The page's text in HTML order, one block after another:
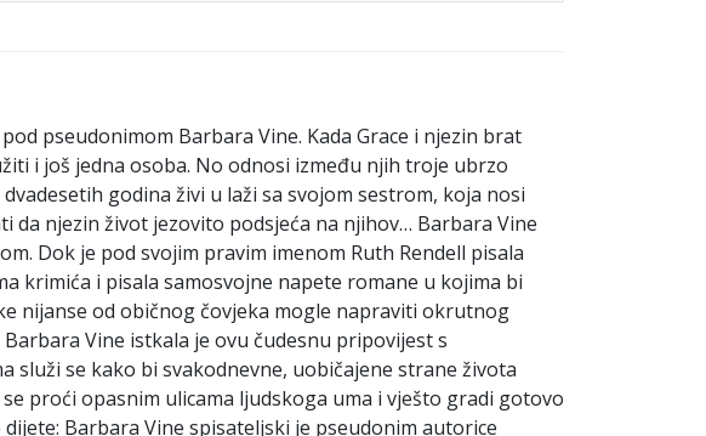
pseudonimom Barbara Vine. Kada Grace i njezin brat
i još jedna osoba. No odnosi između njih troje ubrzo
godina živi u laži sa svojom sestrom, koja nosi
da njezin život jezovito podsjeća na njihov… Barbara Vine
Dok je pod svojim pravim imenom Ruth Rendell pisala
krimića i pisala samosvojne napete romane u kojima bi
nijanse od običnog čovjeka mogle napraviti okrutnog
Vine istkala je ovu čudesnu pripovijest s
služi se kako bi svakodnevne, uobičajene strane života
proći opasnim ulicama ljudskoga uma i vješto gradi gotovo
Barbara Vine spisateljski je pseudonim autorice